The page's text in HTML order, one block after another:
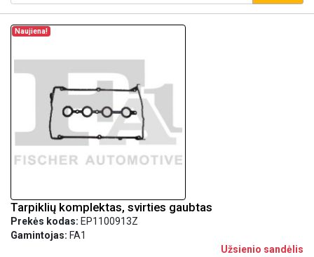
Naujiena!
Tarpiklių komplektas, svirties gaubtas
Prekės kodas: EP1100913Z
Gamintojas: FA1
Užsienio sandėlis